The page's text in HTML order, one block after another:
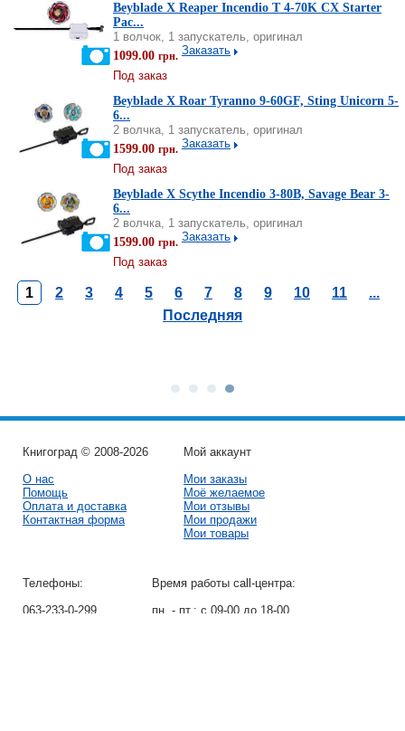
Beyblade X Reaper Incendio T 4-70K CX Starter
Pac...
1 волчок, 1 запускатель, оригинал
1099.00 грн. Заказать
Под заказ
Beyblade X Roar Tyranno 9-60GF, Sting Unicorn 5-
6...
2 волчка, 1 запускатель, оригинал
1599.00 грн. Заказать
Под заказ
Beyblade X Scythe Incendio 3-80B, Savage Bear 3-
6...
2 волчка, 1 запускатель, оригинал
1599.00 грн. Заказать
Под заказ
1 2 3 4 5 6 7 8 9 10 11
...
Последняя
Книгоград © 2008-2026
О нас
Помощь
Оплата и доставка
Контактная форма
Мой аккаунт
Мои заказы
Моё желаемое
Мои отзывы
Мои продажи
Мои товары
Телефоны:
063-233-0-299
Время работы call-центра:
пн. - пт.: с 09-00 до 18-00